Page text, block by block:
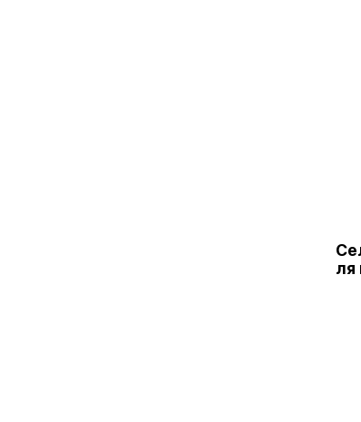
ля